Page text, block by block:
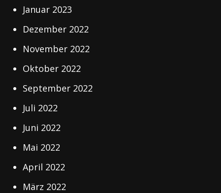
Januar 2023
Dezember 2022
November 2022
Oktober 2022
September 2022
Juli 2022
Juni 2022
Mai 2022
April 2022
März 2022